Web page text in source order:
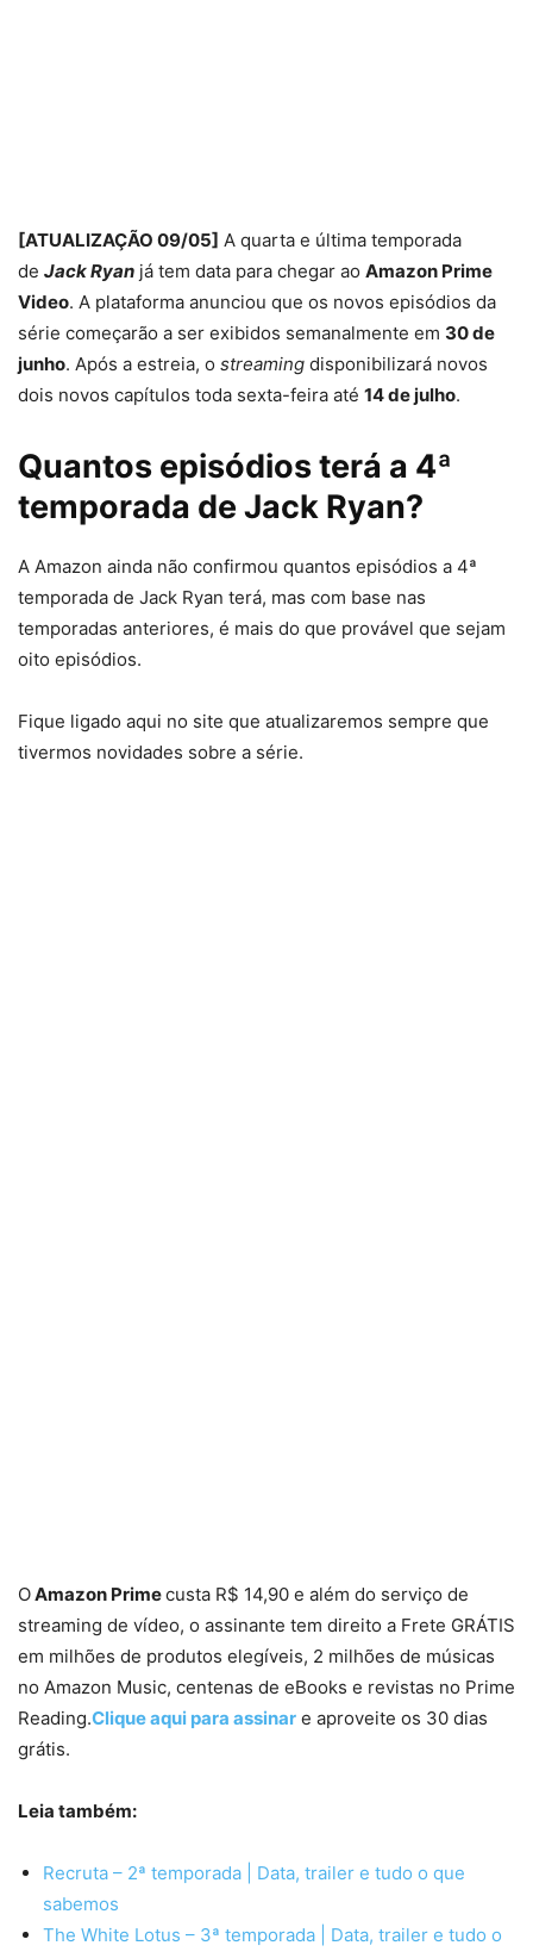
[ATUALIZAÇÃO 09/05] A quarta e última temporada
de Jack Ryan já tem data para chegar ao Amazon Prime
Video. A plataforma anunciou que os novos episódios da
série começarão a ser exibidos semanalmente em 30 de
junho. Após a estreia, o streaming disponibilizará novos
dois novos capítulos toda sexta-feira até 14 de julho.
Quantos episódios terá a 4ª
temporada de Jack Ryan?
A Amazon ainda não confirmou quantos episódios a 4ª
temporada de Jack Ryan terá, mas com base nas
temporadas anteriores, é mais do que provável que sejam
oito episódios.
Fique ligado aqui no site que atualizaremos sempre que
tivermos novidades sobre a série.
OAmazon Primecusta R$ 14,90 e além do serviço de
streaming de vídeo, o assinante tem direito a Frete GRÁTIS
em milhões de produtos elegíveis, 2 milhões de músicas
no Amazon Music, centenas de eBooks e revistas no Prime
Reading.Clique aqui para assinar e aproveite os 30 dias
grátis.
Leia também:
Recruta – 2ª temporada | Data, trailer e tudo o que
sabemos
The White Lotus – 3ª temporada | Data, trailer e tudo o